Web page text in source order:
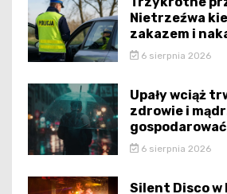
Nietrzeźwa
zakazem i
6 sierpnia 2026
Upały wciąż
zdrowie i
6 sierpnia 2026
Silent Disco w